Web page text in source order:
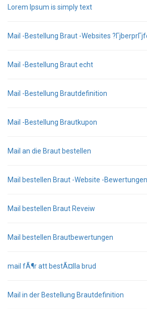
Lorem Ipsum is simply text
Mail -Bestellung Braut -Websites
Mail -Bestellung Braut echt
Mail -Bestellung Brautdefinition
Mail -Bestellung Brautkupon
Mail an die Braut bestellen
Mail bestellen Braut -Website -Bewertungen
Mail bestellen Braut Reveiw
Mail bestellen Brautbewertungen
mail fÃ¶r att bestÃ¤lla brud
Mail in der Bestellung Brautdefinition